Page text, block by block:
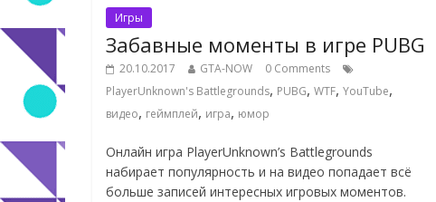
Игры
Забавные моменты в игре PUBG
20.10.2017 GTA-NOW
0 Comments
PlayerUnknown's Battlegrounds, PUBG, WTF, YouTube,
видео, геймплей, игра, юмор
Онлайн игра PlayerUnknown’s Battlegrounds
набирает популярность и на видео попадает всё
больше записей интересных игровых моментов.